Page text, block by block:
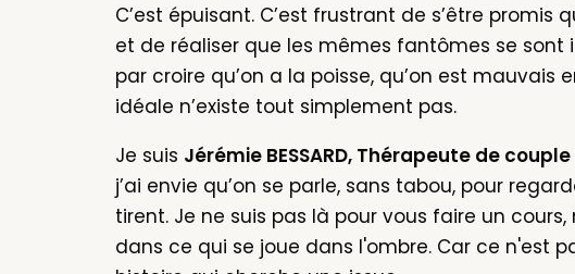
C’est épuisant. C’est frustrant de s’être promis
et de réaliser que les mêmes fantômes se sont
par croire qu’on a la poisse, qu’on est mauvais
idéale n’existe tout simplement pas.
Je suis Jérémie BESSARD, Thérapeute de
j’ai envie qu’on se parle, sans tabou, pour
tirent. Je ne suis pas là pour vous faire un
dans ce qui se joue dans l'ombre. Car ce n'est